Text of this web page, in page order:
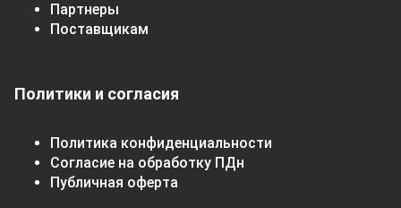
Партнеры
Поставщикам
Политики и согласия
Политика конфиденциальности
Согласие на обработку ПДн
Публичная оферта